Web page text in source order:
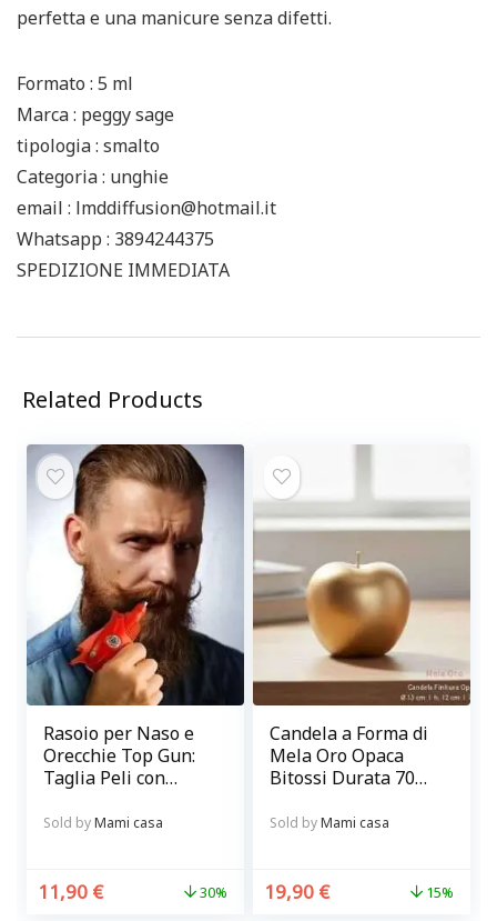
perfetta e una manicure senza difetti.
Formato : 5 ml
Marca : peggy sage
tipologia : smalto
Categoria : unghie
email : lmddiffusion@hotmail.it
Whatsapp : 3894244375
SPEDIZIONE IMMEDIATA
Related Products
Rasoio per Naso e
Orecchie Top Gun:
Taglia Peli con
Sicurezza
Sold byMami casa
11,90 € 30%
Candela a Forma di
Mela Oro Opaca
Bitossi Durata 70
Sold byMami casa
19,90 € 15%